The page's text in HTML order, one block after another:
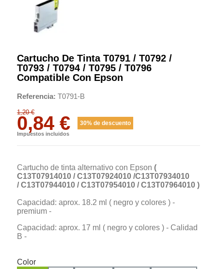
Cartucho De Tinta T0791 / T0792 /
T0793 / T0794 / T0795 / T0796
Compatible Con Epson
Referencia T0791-B
1,20 €
0,84 € 30% de descuento
Impuestos incluidos
Cartucho de tinta alternativo con Epson (
C13T07914010 /C13T07924010 /C13T07934010
/C13T07944010 /C13T07954010 /C13T07964010 )
Capacidad: aprox. 18.2 ml ( negro y colores ) -
premium -
Capacidad: aprox. 17 ml ( negro y colores ) - Calidad
B -
Color